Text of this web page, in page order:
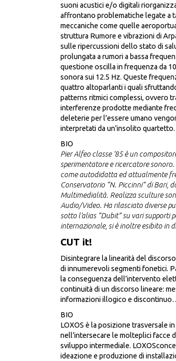
suoni acustici e/o digitali
affrontano problematiche legate a
meccaniche come quelle
struttura Rumore e vibrazioni di
sulle ripercussioni dello stato di
prolungata a rumori a bassa
questione oscilla in frequenza da
sonora sui 12.5 Hz. Queste
quattro altoparlanti i quali
patterns ritmici complessi, ovvero
interferenze prodotte mediante
deleterie per l’essere umano
interpretati da un’insolito quartetto.
BIO
Pier Alfeo classe ‘85 è un
sperimentatore e ricercatore
come autodidatta ed attualmente
Conservatorio “N. Piccinni” di Bari,
Multimedialità. Realizza sculture
Audio/Video. Ha rilasciato diverse
sotto l’alias “Dubit” su vari
internazionale, si è inoltre esibito in
CUT it!
Disintegrare la linearità del
di innumerevoli segmenti fonetici.
la conseguenza dell’intervento
continuità di un discorso lineare:
informazioni illogico e
BIO
LOXOS è la posizione trasversale
nell’intersecare le molteplici facce
sviluppo intermediale.
ideazione e produzione di